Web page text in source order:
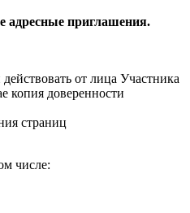
адресные приглашения.
от лица Участника
копия доверенности
страниц
числе: